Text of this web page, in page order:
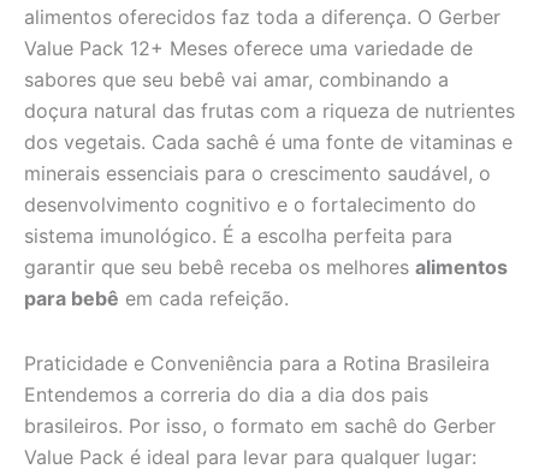
alimentos oferecidos faz toda a diferença. O Gerber
Value Pack 12+ Meses oferece uma variedade de
sabores que seu bebê vai amar, combinando a
doçura natural das frutas com a riqueza de nutrientes
dos vegetais. Cada sachê é uma fonte de vitaminas e
minerais essenciais para o crescimento saudável, o
desenvolvimento cognitivo e o fortalecimento do
sistema imunológico. É a escolha perfeita para
garantir que seu bebê receba os melhores alimentos
para bebê em cada refeição.
Praticidade e Conveniência para a Rotina Brasileira
Entendemos a correria do dia a dia dos pais
brasileiros. Por isso, o formato em sachê do Gerber
Value Pack é ideal para levar para qualquer lugar: